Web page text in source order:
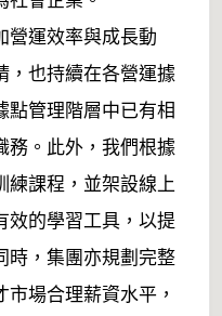
營運效率與成長動
，也持續在各營運據
點管理階層中已有相
務。此外，我們根據
練課程，並架設線上
效的學習工具，以提
時，集團亦規劃完整
場合理薪資水平，